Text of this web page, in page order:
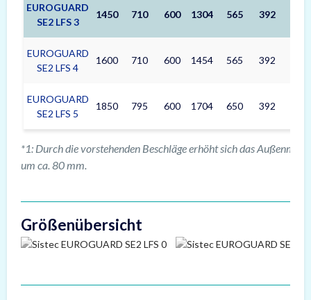
EUROGUARD
SE2 LFS 3
1450 710 600 1304 565 392
EUROGUARD
SE2 LFS 4
1600 710 600 1454 565 392
EUROGUARD
SE2 LFS 5
1850 795 600 1704 650 392
*1: Durch die vorstehenden Beschläge erhöht sich das Außenmaß
um ca. 80 mm.
Größenübersicht